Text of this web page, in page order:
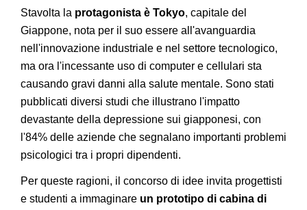
Stavolta la protagonista è Tokyo, capitale del
Giappone, nota per il suo essere all'avanguardia
nell'innovazione industriale e nel settore tecnologico,
ma ora l'incessante uso di computer e cellulari sta
causando gravi danni alla salute mentale. Sono stati
pubblicati diversi studi che illustrano l'impatto
devastante della depressione sui giapponesi, con
l'84% delle aziende che segnalano importanti problemi
psicologici tra i propri dipendenti.
Per queste ragioni, il concorso di idee invita progettisti
e studenti a immaginare un prototipo di cabina di